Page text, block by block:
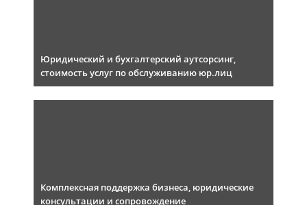
Юридический и бухгалтерский аутсорсинг,
стоимость услуг по обслуживанию юр.лиц
Комплексная поддержка бизнеса, юридические
консультации и сопровождение